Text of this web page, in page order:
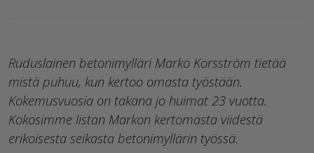
Ruduslainen betonimylläri Marko Korsström tietää
mistä puhuu, kun kertoo omasta työstään.
Kokemusvuosia on takana jo huimat 23 vuotta.
Kokosimme listan Markon kertomasta viidestä
erikoisesta seikasta betonimyllärin työssä.